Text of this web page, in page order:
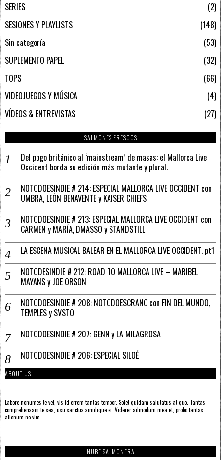
SERIES
2
SESIONES Y PLAYLISTS
148
Sin categoría
53
SUPLEMENTO PAPEL
32
TOPS
66
VIDEOJUEGOS Y MÚSICA
4
VÍDEOS & ENTREVISTAS
27
SALMONES FRESCOS
Del pogo británico al ‘mainstream’ de masas: el Mallorca Live
Occident borda su edición más mutante y plural.
NOTODOESINDIE # 214: ESPECIAL MALLORCA LIVE OCCIDENT con
UMBRA, LEÓN BENAVENTE y KAISER CHIEFS
NOTODOESINDIE # 213: ESPECIAL MALLORCA LIVE OCCIDENT con
CARMEN y MARÍA, DMASSO y STANDSTILL
LA ESCENA MUSICAL BALEAR EN EL MALLORCA LIVE OCCIDENT. pt1
NOTODESINDIE # 212: ROAD TO MALLORCA LIVE – MARIBEL
MAYANS y JOE ORSON
NOTODOESINDIE # 208: NOTODOESCRANC con FIN DEL MUNDO,
TEMPLES y SVSTO
NOTODOESINDIE # 207: GENN y LA MILAGROSA
NOTODOESINDIE # 206: ESPECIAL SILOÉ
ABOUT US
Labore nonumes te vel, vis id errem tantas tempor. Solet quidam salutatus at quo. Tantas
comprehensam te sea, usu sanctus similique ei. Viderer admodum mea et, probo tantas
alienum ne vim.
NUBE SALMONERA